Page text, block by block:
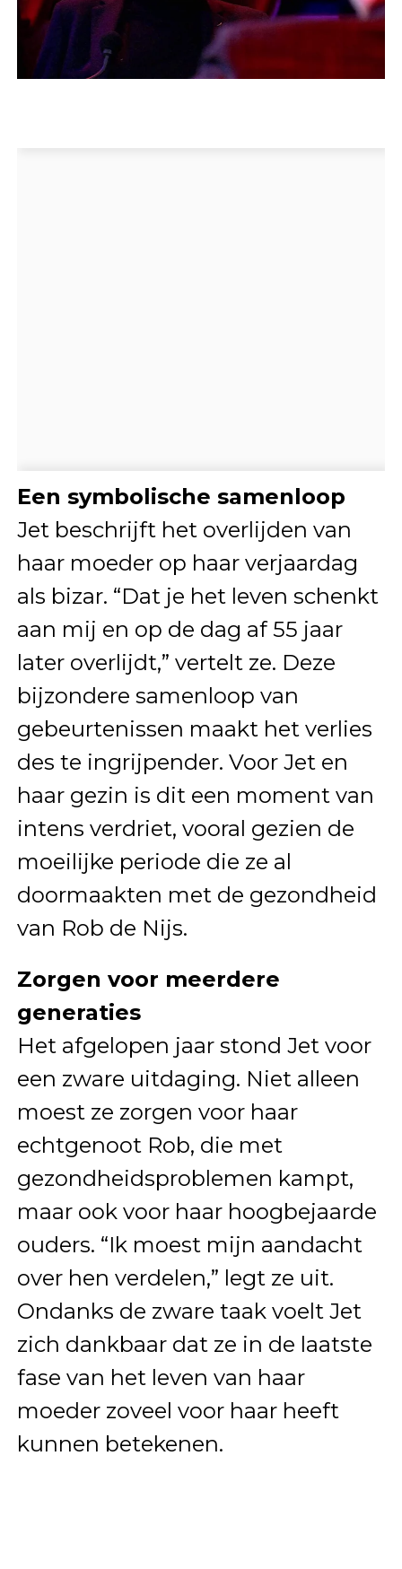
Een symbolische samenloop
Jet beschrijft het overlijden van
haar moeder op haar verjaardag
als bizar. “Dat je het leven schenkt
aan mij en op de dag af 55 jaar
later overlijdt,” vertelt ze. Deze
bijzondere samenloop van
gebeurtenissen maakt het verlies
des te ingrijpender. Voor Jet en
haar gezin is dit een moment van
intens verdriet, vooral gezien de
moeilijke periode die ze al
doormaakten met de gezondheid
van Rob de Nijs.
Zorgen voor meerdere
generaties
Het afgelopen jaar stond Jet voor
een zware uitdaging. Niet alleen
moest ze zorgen voor haar
echtgenoot Rob, die met
gezondheidsproblemen kampt,
maar ook voor haar hoogbejaarde
ouders. “Ik moest mijn aandacht
over hen verdelen,” legt ze uit.
Ondanks de zware taak voelt Jet
zich dankbaar dat ze in de laatste
fase van het leven van haar
moeder zoveel voor haar heeft
kunnen betekenen.